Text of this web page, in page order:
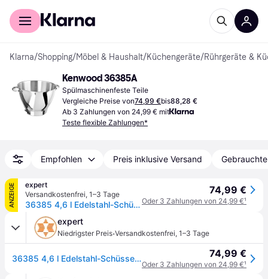
Für Shopper
Klarna/Shopping/Möbel & Haushalt/Küchengeräte/Rührgeräte &
Kenwood 36385A
Spülmaschinenfeste Teile
Vergleiche Preise von74,99 €bis88,28 €
Ab 3 Zahlungen von 24,99 € mit
Teste flexible Zahlungen*
Empfohlen Preis inklusive Versand
ANZEIGE
expert
Versandkostenfrei, 1–3 Tage
36385 4,6 l Edelstahl-Schüssel mit Griffen
74,99 €
Oder 3 Zahlungen von 24,99 €¹
expert
Niedrigster Preis·Versandkostenfrei, 1–3 Tage
36385 4,6 l Edelstahl-Schüssel mit Griffen 74,99 €
Oder 3 Zahlungen von 24,99 €¹